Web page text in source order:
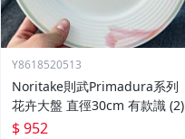
Y8618520513
Noritake則武Primadura系列
花卉大盤 直徑30cm 有款識 (2)
$ 952